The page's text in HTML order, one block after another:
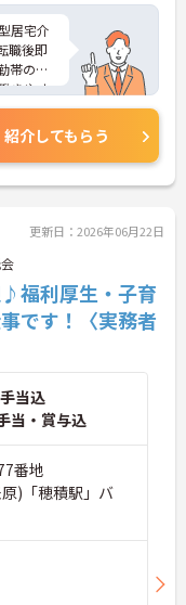
居宅介
職後即
帯のみ
きやす
の方は
紹介してもらう
更新日：2026年06月22日
♪福利厚生・子育
です！〈実務者
当込
当・賞与込
番地
)「穂積駅」バ